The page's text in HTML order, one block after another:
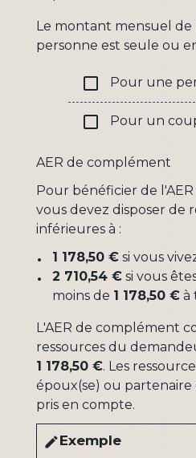
Le montant mensuel de
personne est seule ou
check_box_outline_blank Pour une
check_box_outline_blank Pour un
AER de complément
Pour bénéficier de
vous devez disposer de
inférieures à :
1 178,50 € si vous
2 710,54 € si vous
moins de 1 178,50 € à
L'AER de complément
ressources du
1 178,50 €. Les
époux(se) ou partenaire
pris en compte.
editExemple